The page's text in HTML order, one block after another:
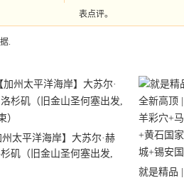
表点评。
.
太平洋海岸】大苏尔·赫
杉矶（旧金山圣何塞出发,
）
就是精品